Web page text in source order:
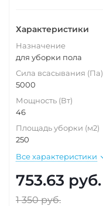
Характеристики
Назначение
для уборки пола
Сила всасывания (Па)
5000
Мощность (Вт)
46
Площадь уборки (м2)
250
Все характеристики
753.63 руб.
1 350руб.